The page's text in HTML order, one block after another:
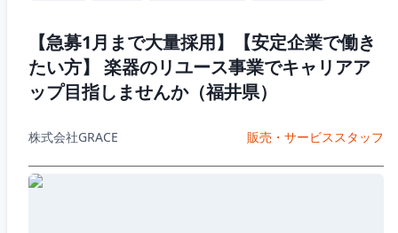
【急募1月まで大量採用】【安定企業で働き
たい方】 楽器のリユース事業でキャリアア
ップ目指しませんか（福井県）
株式会社GRACE 販売・サービススタッフ